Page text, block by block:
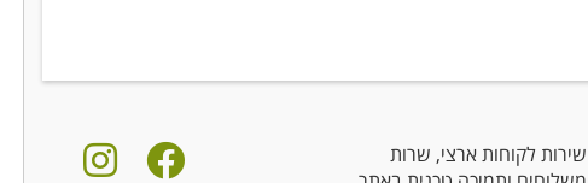
שירות לקוחות ארצי, שרות